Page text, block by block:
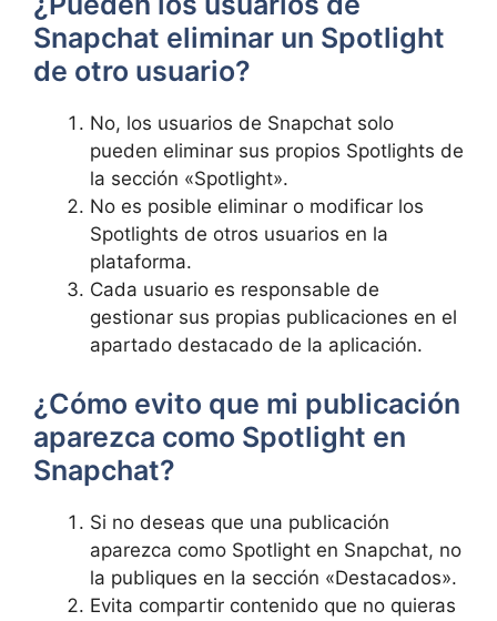
Snapchat eliminar un Spotlight
de otro usuario?
No, los usuarios de Snapchat solo⁢
pueden eliminar sus propios Spotlights de​
la sección «Spotlight».
No​ es posible eliminar o modificar los
⁣Spotlights de otros usuarios en la
‌plataforma.
Cada‍ usuario es responsable de​
gestionar ⁤sus propias⁣ publicaciones en el
apartado destacado de la aplicación.
¿Cómo ⁢evito que mi publicación
⁢aparezca⁤ como ​Spotlight en
Snapchat?⁤
Si⁤ no deseas ‍que ‍una publicación
aparezca como Spotlight en Snapchat, no
la‌ publiques en la sección «Destacados».
Evita compartir contenido ⁤que no quieras